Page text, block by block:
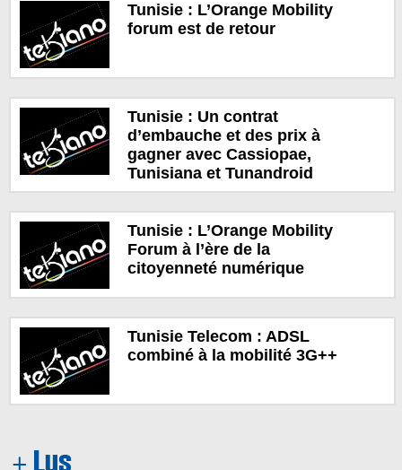
Tunisie : L’Orange Mobility
forum est de retour
Tunisie : Un contrat
d’embauche et des prix à
gagner avec Cassiopae,
Tunisiana et Tunandroid
Tunisie : L’Orange Mobility
Forum à l’ère de la
citoyenneté numérique
Tunisie Telecom : ADSL
combiné à la mobilité 3G++